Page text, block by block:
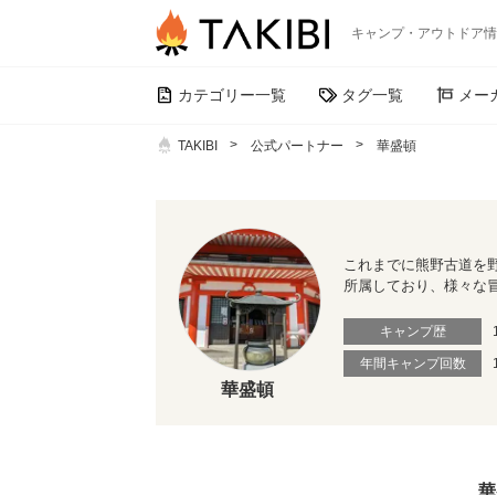
キャンプ・アウトドア
カテゴリー一覧 タグ一覧 メー
TAKIBI 公式パートナー 華盛頓
華盛頓
これまでに熊野古道を
所属しており、様々な
キャンプ歴
年間キャンプ回数